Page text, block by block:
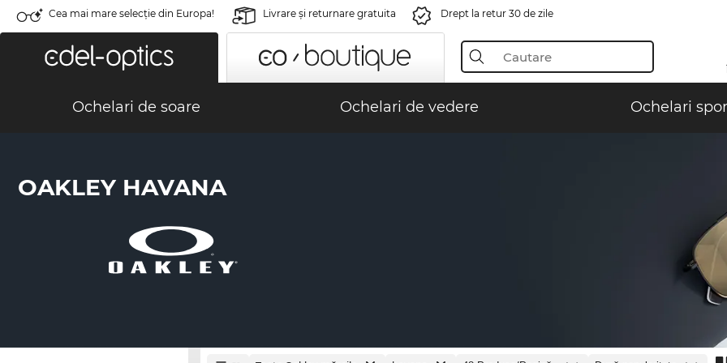
Cea mai mare selecție din Europa! Livrare şi returnare gratuita Drept la retur 30 de zile
Ochelari de soare Ochelari de vedere Ochelari
OAKLEY HAVANA